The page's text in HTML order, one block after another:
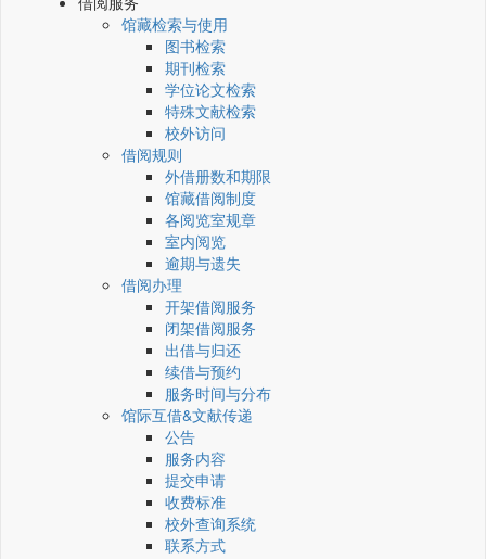
馆藏检索与使用
图书检索
期刊检索
学位论文检索
特殊文献检索
校外访问
借阅规则
外借册数和期限
馆藏借阅制度
各阅览室规章
室内阅览
逾期与遗失
借阅办理
开架借阅服务
闭架借阅服务
出借与归还
续借与预约
服务时间与分布
馆际互借&文献传递
公告
服务内容
提交申请
收费标准
校外查询系统
联系方式